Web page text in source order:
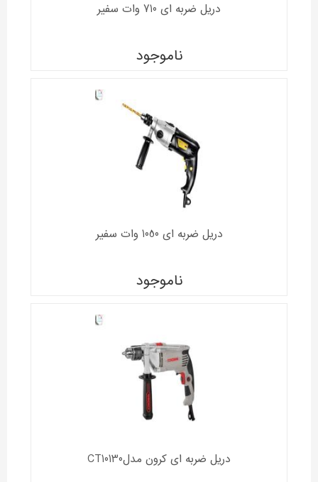
دریل ضربه ای 710 وات سفیر
ناموجود
دریل ضربه ای 1050 وات سفیر
ناموجود
دریل ضربه ای کرون مدلCT10130